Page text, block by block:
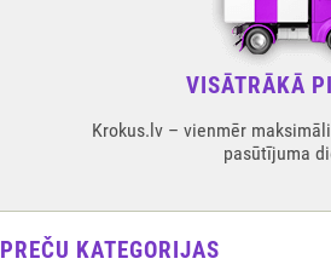
VISĀTRĀKĀ
Krokus.lv – vienmēr
pasūtījuma
PREČU KATEGORIJAS